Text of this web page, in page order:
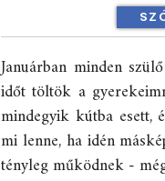
Januárban minden
időt töltök a
mindegyik kútba esett,
mi lenne, ha idén
tényleg működnek -